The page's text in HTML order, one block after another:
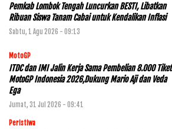
Pemkab Lombok Tengah Luncurkan BESTI, Libatkan
Ribuan Siswa Tanam Cabai untuk Kendalikan Inflasi
Sabtu, 1 Agu 2026 - 09:13
MotoGP
ITDC dan IMI Jalin Kerja Sama Pembelian 8.000 Tiket
MotoGP Indonesia 2026,Dukung Mario Aji dan Veda
Ega
Jumat, 31 Jul 2026 - 09:41
Peristiwa